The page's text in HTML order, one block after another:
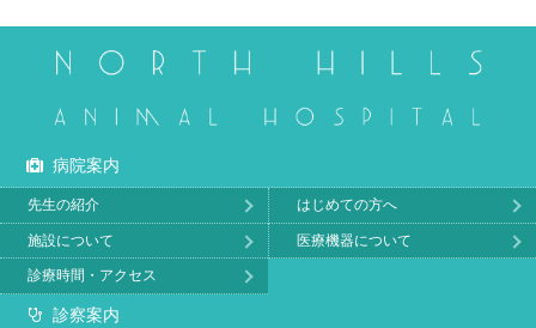
病院案内
先生の紹介 はじめての方へ
施設について 医療機器について
診療時間・アクセス
診察案内